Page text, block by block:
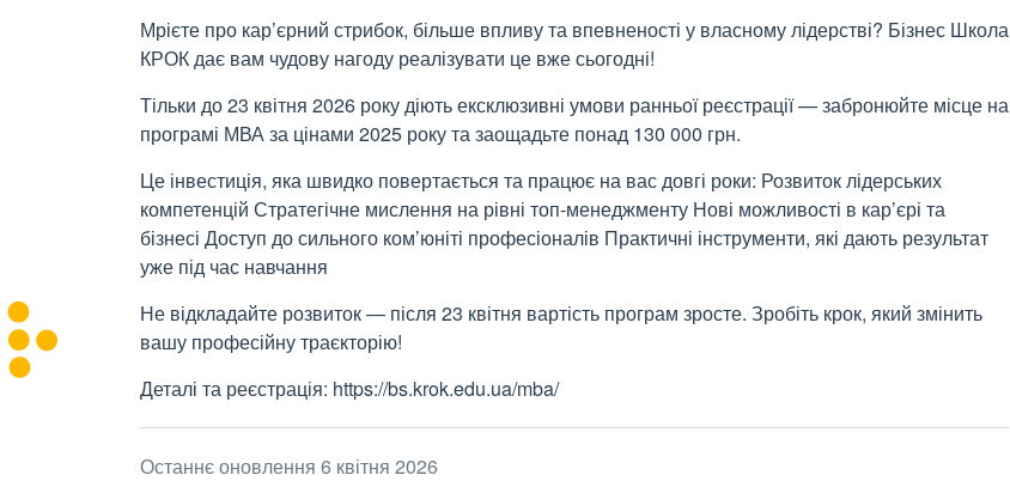
Мрієте про кар’єрний стрибок, більше впливу та впевненості у власному лідерстві? Бізнес Школа
КРОК дає вам чудову нагоду реалізувати це вже сьогодні!
Тільки до 23 квітня 2026 року діють ексклюзивні умови ранньої реєстрації — забронюйте місце на
програмі МВА за цінами 2025 року та заощадьте понад 130 000 грн.
Це інвестиція, яка швидко повертається та працює на вас довгі роки: Розвиток лідерських
компетенцій Стратегічне мислення на рівні топ-менеджменту Нові можливості в кар’єрі та
бізнесі Доступ до сильного ком’юніті професіоналів Практичні інструменти, які дають результат
уже під час навчання
Не відкладайте розвиток — після 23 квітня вартість програм зросте. Зробіть крок, який змінить
вашу професійну траєкторію!
Деталі та реєстрація: https://bs.krok.edu.ua/mba/
Останнє оновлення 6 квітня 2026